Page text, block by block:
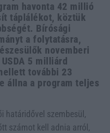
havonta 42 millió
táplálékot, köztük
Bírósági
a folytatásra,
novemberi
5 milliárd
további 23
állna a program teljes
határidővel szembesül,
számot kell adnia arról,